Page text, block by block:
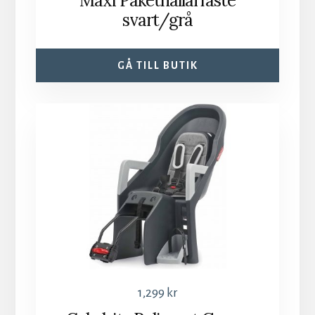
svart/grå
GÅ TILL BUTIK
1,299 kr